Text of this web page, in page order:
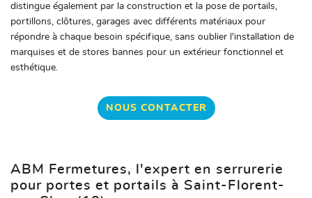
Actualités
Contact
INSCRIPTION
distingue également par la construction et la pose de portails,
portillons, clôtures, garages avec différents matériaux pour
répondre à chaque besoin spécifique, sans oublier l'installation de
marquises et de stores bannes pour un extérieur fonctionnel et
esthétique.
NOUS CONTACTER
ABM Fermetures, l'expert en serrurerie
pour portes et portails à Saint-Florent-